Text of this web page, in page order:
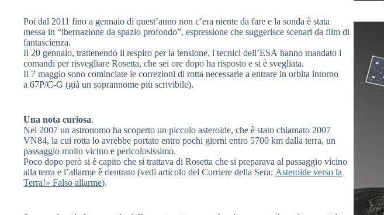
Poi dal 2011 fino a gennaio di quest’anno non c’era niente da fare e la sonda è stata
messa in “ibernazione da spazio profondo”, espressione che suggerisce scenari da film di
fantascienza.
Il 20 gennaio, trattenendo il respiro per la tensione, i tecnici dell’ESA hanno mandato i
comandi per risvegliare Rosetta, che sei ore dopo ha risposto e si è svegliata.
Il 7 maggio sono cominciate le correzioni di rotta necessarie a entrare in orbita intorno
a 67P/C-G (già un soprannome più scrivibile).
Una nota curiosa.
Nel 2007 un astronomo ha scoperto un piccolo asteroide, che è stato chiamato 2007
VN84, la cui rotta lo avrebbe portato entro pochi giorni entro 5700 km dalla terra, un
passaggio molto vicino e pericolosissimo.
Poco dopo però si è capito che si trattava di Rosetta che si preparava al passaggio vicino
alla terra e l’allarme è rientrato (vedi articolo del Corriere della Sera: Asteroide verso la
Terra!» Falso allarme).